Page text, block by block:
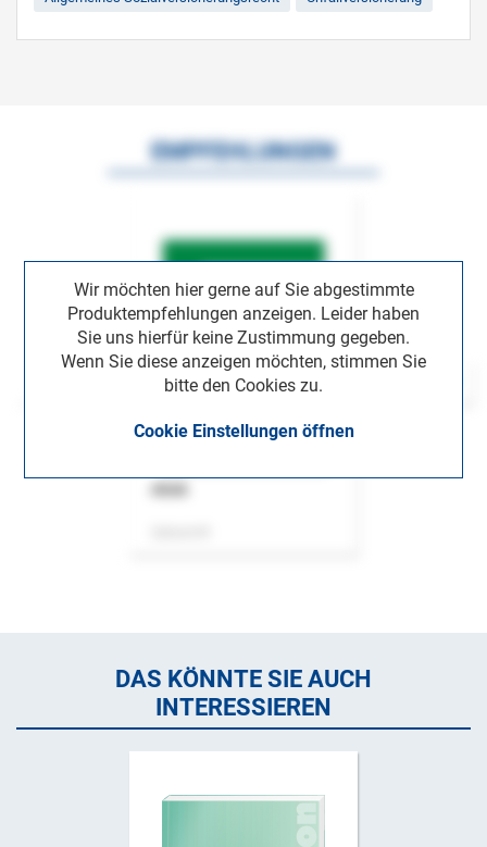
Wir möchten hier gerne auf Sie abgestimmte
Produktempfehlungen anzeigen. Leider haben
Sie uns hierfür keine Zustimmung gegeben.
Wenn Sie diese anzeigen möchten, stimmen Sie
bitte den Cookies zu.
Cookie Einstellungen öffnen
EMPFEHLUNGEN
DAS KÖNNTE SIE AUCH
INTERESSIEREN